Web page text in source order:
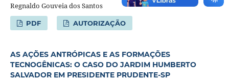
Regnaldo Gouveia dos Santos
PDF AUTORIZAÇÃO
AS AÇÕES ANTRÓPICAS E AS FORMAÇÕES
TECNOGÊNICAS: O CASO DO JARDIM HUMBERTO
SALVADOR EM PRESIDENTE PRUDENTE-SP